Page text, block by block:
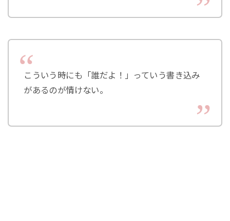
こういう時にも「誰だよ！」っていう書き込み
があるのが情けない。